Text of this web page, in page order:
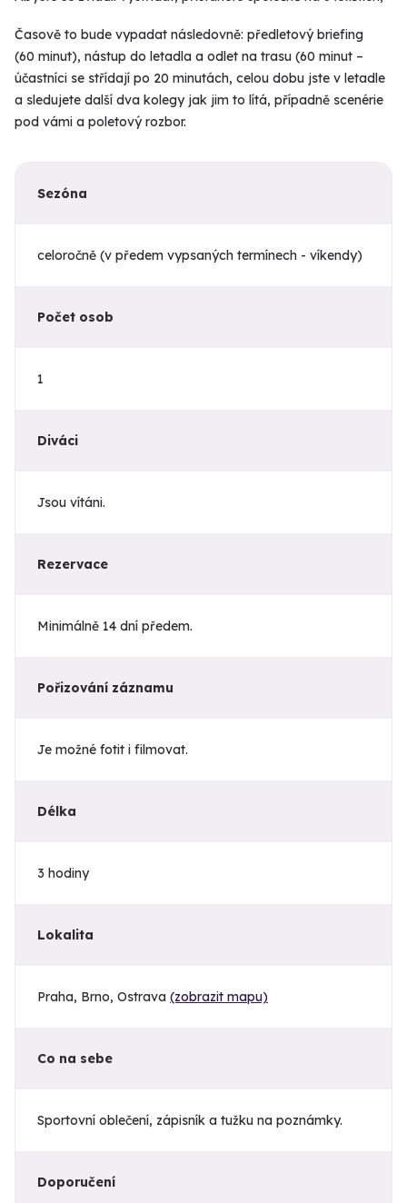
Časově to bude vypadat následovně: předletový briefing
(60 minut), nástup do letadla a odlet na trasu (60 minut –
účastníci se střídají po 20 minutách, celou dobu jste v letadle
a sledujete další dva kolegy jak jim to lítá, případně scenérie
pod vámi a poletový rozbor.
Sezóna
celoročně (v předem vypsaných termínech - víkendy)
Počet osob
1
Diváci
Jsou vítáni.
Rezervace
Minimálně 14 dní předem.
Pořizování záznamu
Je možné fotit i filmovat.
Délka
3 hodiny
Lokalita
Praha, Brno, Ostrava (zobrazit mapu)
Co na sebe
Sportovní oblečení, zápisník a tužku na poznámky.
Doporučení